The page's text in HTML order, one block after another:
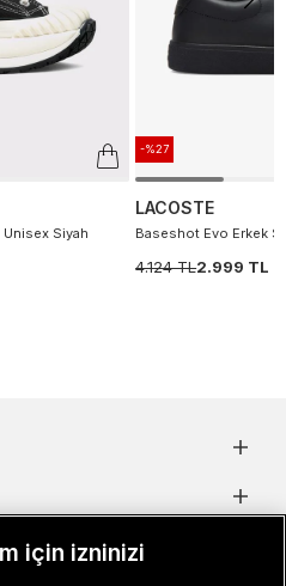
Siyah
-%27
LACOSTE
Baseshot Evo Erkek
4.124 TL2.999 TL
için izninizi